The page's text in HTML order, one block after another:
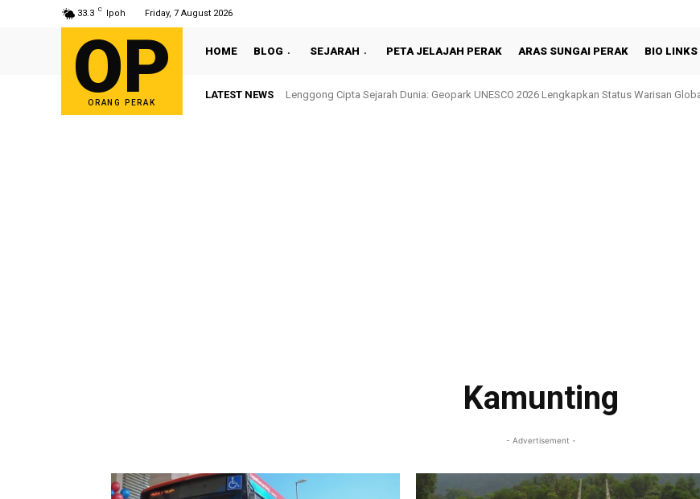
33.3 C Ipoh Friday, 7 August 2026
OP
ORANG PERAK
HOME BLOG SEJARAH PETA JELAJAH PERAK ARAS SUNGAI PERAK BIO LINKS
LATEST NEWS Lenggong Cipta Sejarah Dunia: Geopark UNESCO 2026 Lengkapkan Status Warisan Global
Sultan Nazrin Shah Berbuka Puasa Bersama Rakyat di Behrang Stesen
Kamunting
- Advertisement -